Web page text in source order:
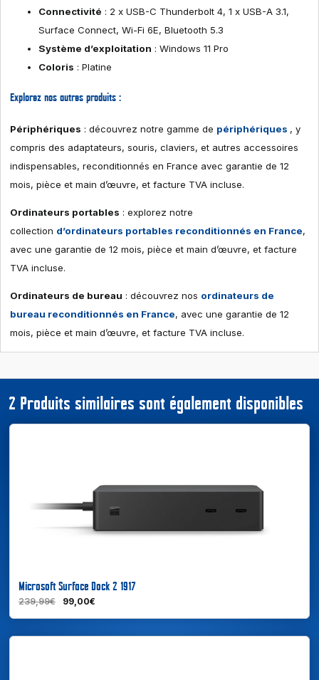
Connectivité : 2 x USB-C Thunderbolt 4, 1 x USB-A 3.1,
Surface Connect, Wi-Fi 6E, Bluetooth 5.3
Système d’exploitation : Windows 11 Pro
Coloris : Platine
Explorez nos autres produits :
Périphériques : découvrez notre gamme de périphériques , y
compris des adaptateurs, souris, claviers, et autres accessoires
indispensables, reconditionnés en France avec garantie de 12
mois, pièce et main d’œuvre, et facture TVA incluse.
Ordinateurs portables : explorez notre
collection d’ordinateurs portables reconditionnés en France,
avec une garantie de 12 mois, pièce et main d’œuvre, et facture
TVA incluse.
Ordinateurs de bureau : découvrez nos ordinateurs de
bureau reconditionnés en France, avec une garantie de 12
mois, pièce et main d’œuvre, et facture TVA incluse.
2 Produits similaires sont également disponibles
Microsoft Surface Dock 2 1917
239,99€ 99,00€